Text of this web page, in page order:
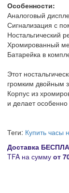
Особенности:
Аналоговый
Сигнализация с
Ностальгический
Хромированный
Батарейка в
Этот
громким двойным
Корпус из
и делает
Теги: Купить часы
Доставка
TFA на сумму от